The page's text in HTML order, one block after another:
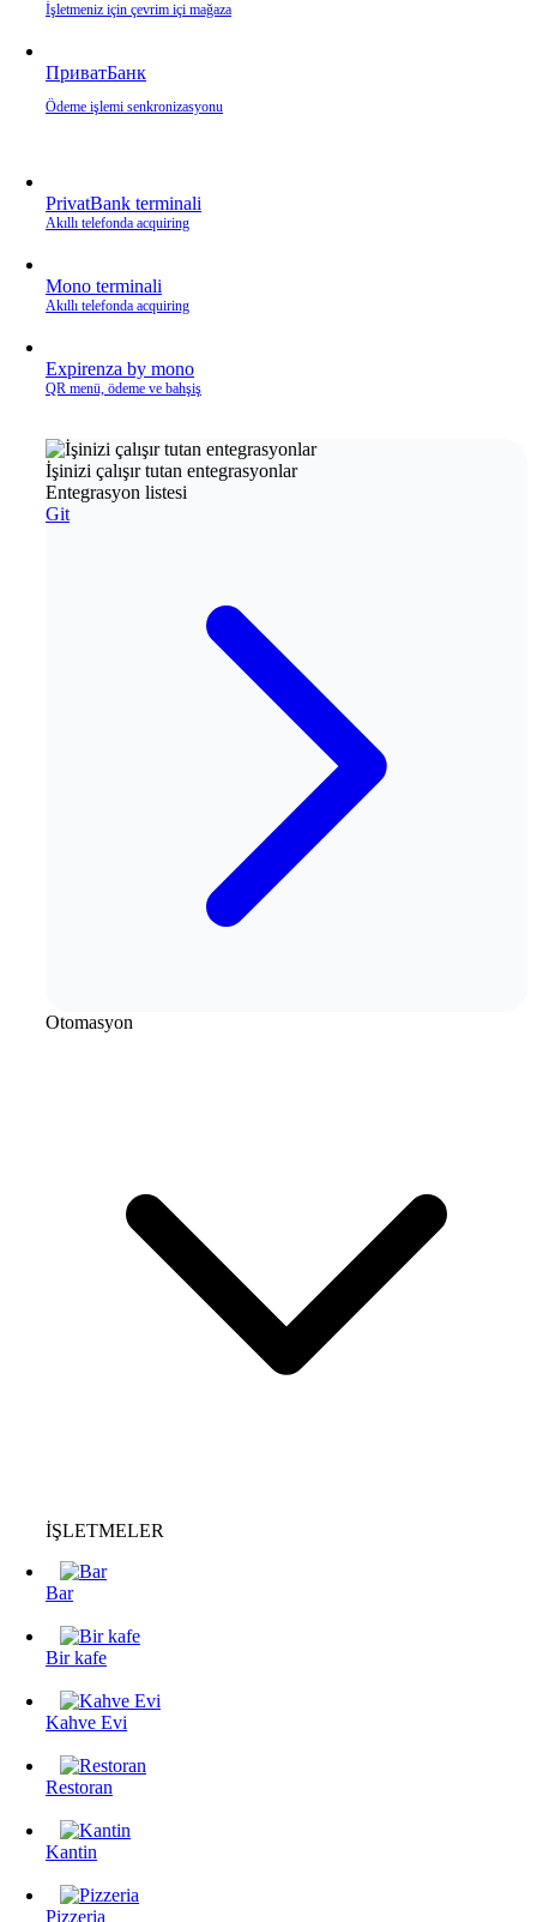
İşletmeniz için çevrim içi mağaza
ПриватБанк
Ödeme işlemi senkronizasyonu
PrivatBank terminali
Akıllı telefonda acquiring
Mono terminali
Akıllı telefonda acquiring
Expirenza by mono
QR menü, ödeme ve bahşiş
İşinizi çalışır tutan entegrasyonlar
Entegrasyon listesi
Git
Otomasyon
İŞLETMELER
Bar
Bir kafe
Kahve Evi
Restoran
Kantin
Pizzeria